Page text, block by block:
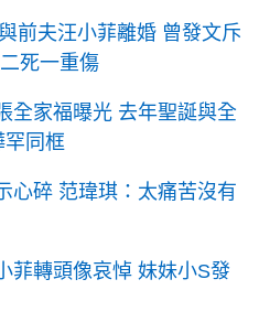
前夫汪小菲離婚 曾發文斥
死一重傷
全家福曝光 去年聖誕與全
罕同框
心碎 范瑋琪：太痛苦沒有
菲轉頭像哀悼 妹妹小S發